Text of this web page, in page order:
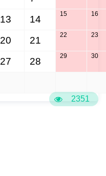
2351
13 14 15 16
20 21 22 23
27 28 29 30